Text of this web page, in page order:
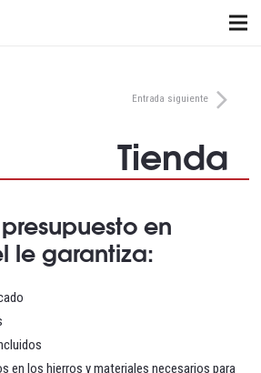
Entrada siguiente
Tienda
en
le garantiza:
en los hierros y materiales necesarios para